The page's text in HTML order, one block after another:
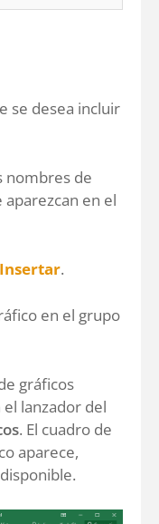
se desea incluir
nombres de
aparezcan en el
Insertar.
en el grupo
gráficos
lanzador del
. El cuadro de
aparece,